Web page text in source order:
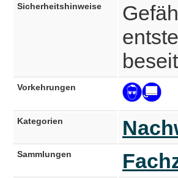
Sicherheitshinweise
Vorkehrungen
Kategorien
Sammlungen